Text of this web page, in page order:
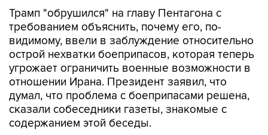
Трамп "обрушился" на главу Пентагона с
требованием объяснить, почему его, по-
видимому, ввели в заблуждение относительно
острой нехватки боеприпасов, которая теперь
угрожает ограничить военные возможности в
отношении Ирана. Президент заявил, что
думал, что проблема с боеприпасами решена,
сказали собеседники газеты, знакомые с
содержанием этой беседы.